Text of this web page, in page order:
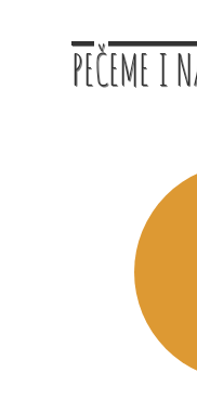
PEČEME I